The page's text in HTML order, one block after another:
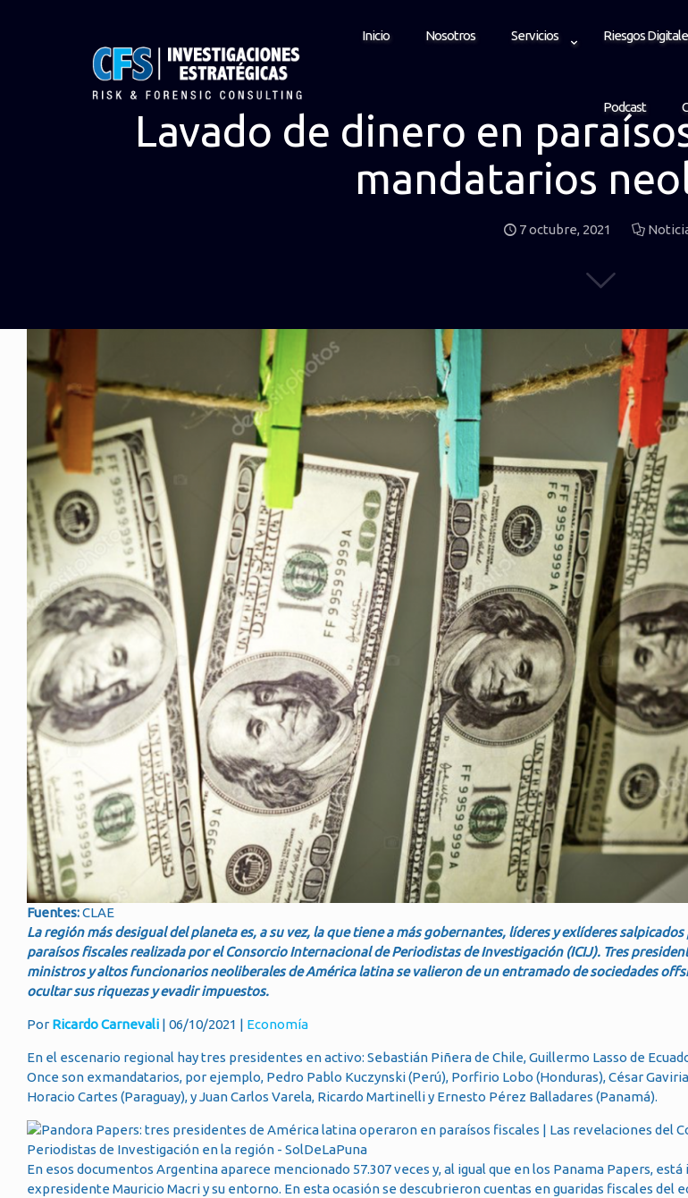
Inicio Nosotros Servicios Riesgos
Podcast
Lavado de dinero en
mandatarios
7 octubre, 2021
Fuentes:CLAE
La región más desigual del planeta es, a su vez, la que tiene a más gobernantes, líderes y exlíderes
paraísos fiscales realizada por el Consorcio Internacional de Periodistas de Investigación (ICIJ). Tres
ministros y altos funcionarios neoliberales de América latina se valieron de un entramado de sociedades
ocultar sus riquezas y evadir impuestos.
Por Ricardo Carnevali | 06/10/2021 | Economía
En el escenario regional hay tres presidentes en activo: Sebastián Piñera de Chile, Guillermo Lasso de
Once son exmandatarios, por ejemplo, Pedro Pablo Kuczynski (Perú), Porfirio Lobo (Honduras), César
Horacio Cartes (Paraguay), y Juan Carlos Varela, Ricardo Martinelli y Ernesto Pérez Balladares (Panamá).
En esos documentos Argentina aparece mencionado 57.307 veces y, al igual que en los Panama Papers,
expresidente Mauricio Macri y su entorno. En esta ocasión se descubrieron cuentas en guaridas fiscales del